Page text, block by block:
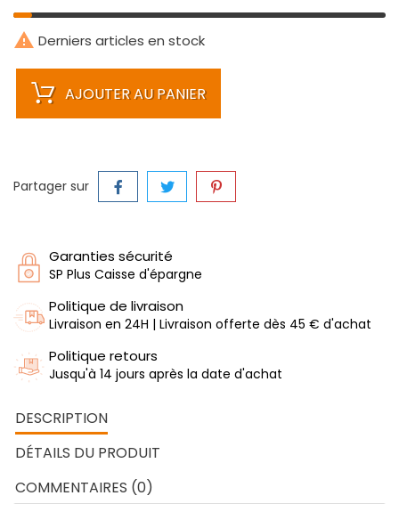
 Derniers articles en stock
AJOUTER AU PANIER
Partager sur
Garanties sécurité
SP Plus Caisse d'épargne
Politique de livraison
Livraison en 24H | Livraison offerte dès 45 € d'achat
Politique retours
Jusqu'à 14 jours après la date d'achat
DESCRIPTION
DÉTAILS DU PRODUIT
COMMENTAIRES (0)